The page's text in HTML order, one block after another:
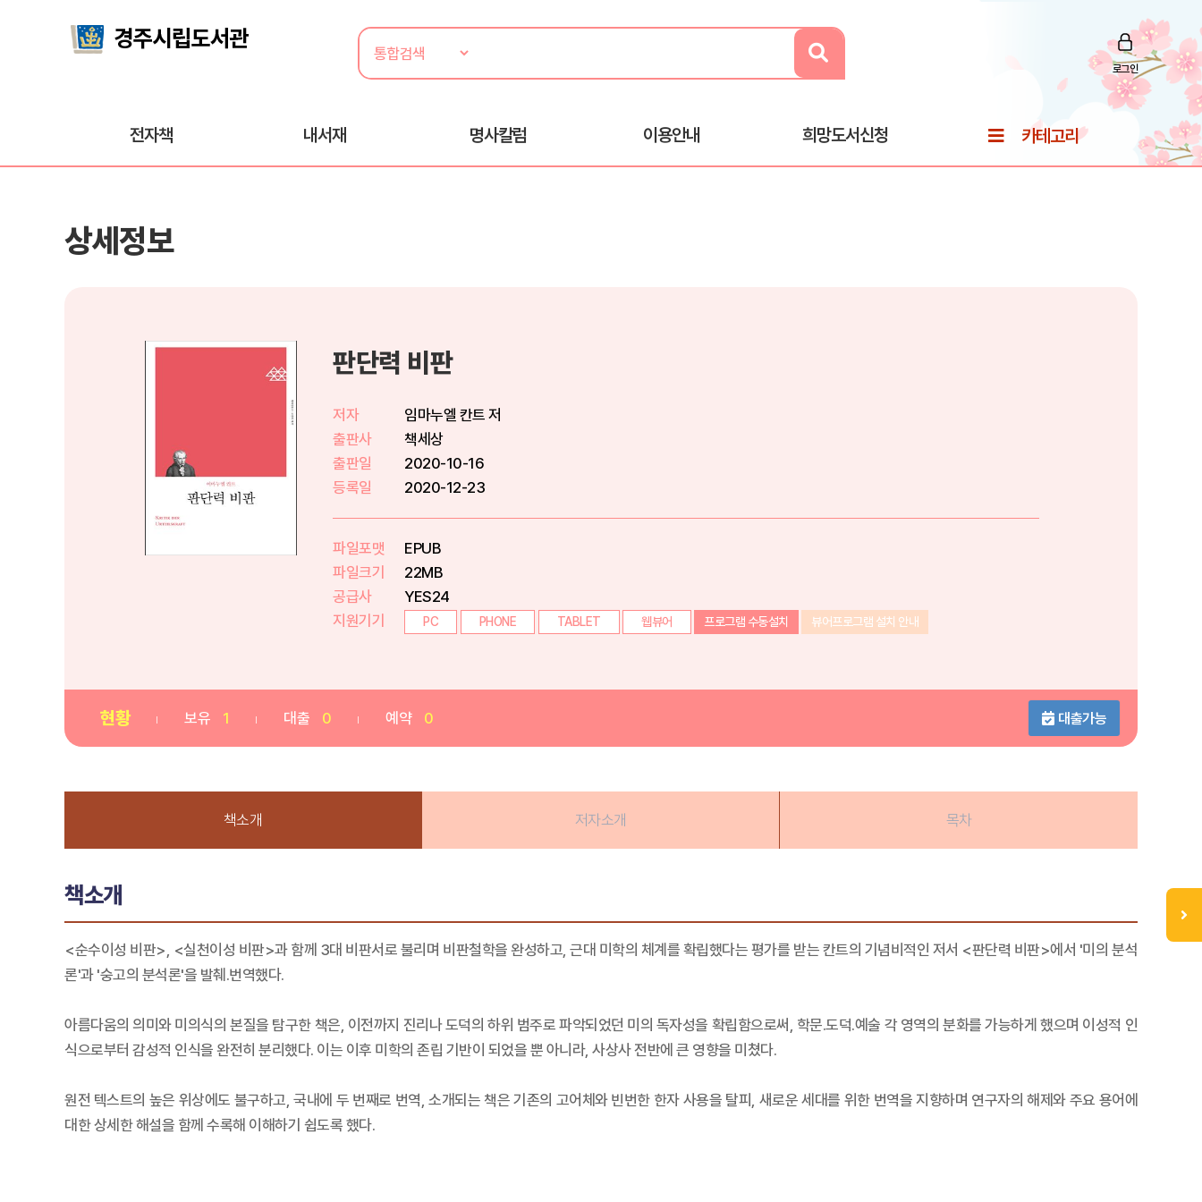
로그인
전자책 내서재 명사칼럼 이용안내 희망도서신청 카테고리
상세정보
판단력 비판
저자
임마누엘 칸트 저
출판사
책세상
출판일
2020-10-16
등록일
2020-12-23
파일포맷
EPUB
파일크기
22MB
공급사
YES24
지원기기
PC PHONE TABLET 웹뷰어 프로그램 수동설치 뷰어프로그램 설치 안내
현황 보유 1 대출 0 예약 0 대출가능
책소개 저자소개 목차
책소개
<순수이성 비판>, <실천이성 비판>과 함께 3대 비판서로 불리며 비판철학을 완성하고, 근대 미학의 체계를 확립했다는 평가를 받는 칸트의 기념비적인 저서 <판단력 비판>에서 '미의 분석
론'과 '숭고의 분석론'을 발췌.번역했다.
아름다움의 의미와 미의식의 본질을 탐구한 책은, 이전까지 진리나 도덕의 하위 범주로 파악되었던 미의 독자성을 확립함으로써, 학문.도덕.예술 각 영역의 분화를 가능하게 했으며 이성적 인
식으로부터 감성적 인식을 완전히 분리했다. 이는 이후 미학의 존립 기반이 되었을 뿐 아니라, 사상사 전반에 큰 영향을 미쳤다.
원전 텍스트의 높은 위상에도 불구하고, 국내에 두 번째로 번역, 소개되는 책은 기존의 고어체와 빈번한 한자 사용을 탈피, 새로운 세대를 위한 번역을 지향하며 연구자의 해제와 주요 용어에
대한 상세한 해설을 함께 수록해 이해하기 쉽도록 했다.